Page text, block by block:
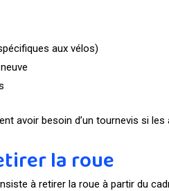
aux vélos)
avoir besoin d’un tournevis si
la roue
à retirer la roue à partir du